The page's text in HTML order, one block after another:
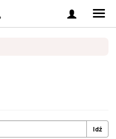
Zaloguj
się
Idź